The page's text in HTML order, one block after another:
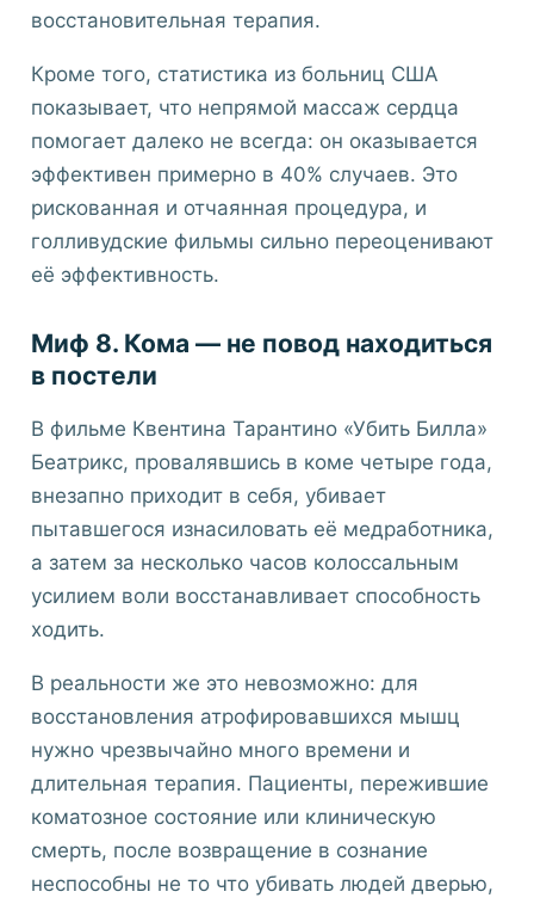
восстановительная терапия.
Кроме того, статистика из больниц США
показывает, что непрямой массаж сердца
помогает далеко не всегда: он оказывается
эффективен примерно в 40% случаев. Это
рискованная и отчаянная процедура, и
голливудские фильмы сильно переоценивают
её эффективность.
Миф 8. Кома — не повод находиться
в постели
В фильме Квентина Тарантино «Убить Билла»
Беатрикс, провалявшись в коме четыре года,
внезапно приходит в себя, убивает
пытавшегося изнасиловать её медработника,
а затем за несколько часов колоссальным
усилием воли восстанавливает способность
ходить.
В реальности же это невозможно: для
восстановления атрофировавшихся мышц
нужно чрезвычайно много времени и
длительная терапия. Пациенты, пережившие
коматозное состояние или клиническую
смерть, после возвращение в сознание
неспособны не то что убивать людей дверью,